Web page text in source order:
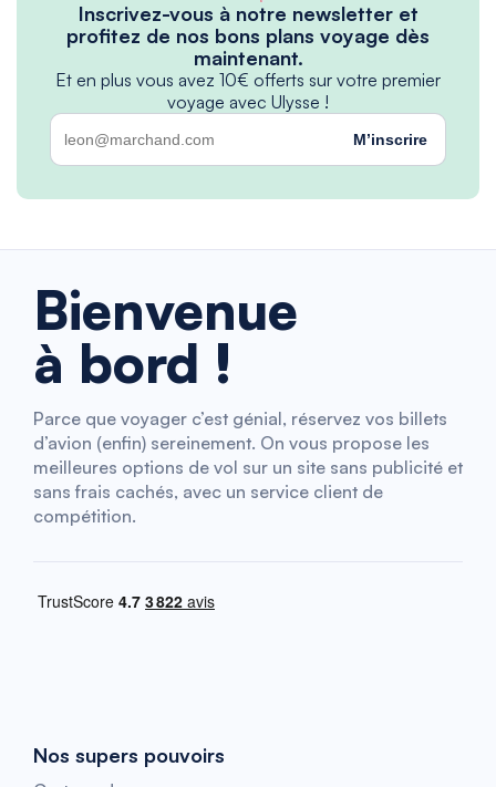
Inscrivez-vous à notre newsletter et
profitez de nos bons plans voyage dès
maintenant.
Et en plus vous avez 10€ offerts sur votre premier
voyage avec Ulysse !
M’inscrire
Bienvenue
à bord !
Parce que voyager c’est génial, réservez vos billets
d’avion (enfin) sereinement. On vous propose les
meilleures options de vol sur un site sans publicité et
sans frais cachés, avec un service client de
compétition.
Nos supers pouvoirs